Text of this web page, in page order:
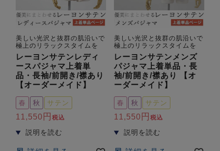
美しい光沢と抜群の肌沿いで
極上のリラックスタイムを
レーヨンサテンレディ
ースパジャマ上着単
品・長袖/前開き/襟あり
【オーダーメイド】
春 秋 サテン
11,550 税込
美しい光沢と抜群の肌沿いで
極上のリラックスタイムを
レーヨンサテンメンズ
パジャマ上着単品・長
袖/前開き/襟あり 【オ
ーダーメイド】
春 秋 サテン
11,550 税込